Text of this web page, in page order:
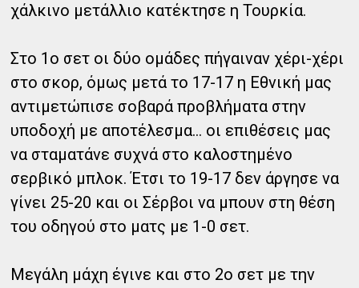
χάλκινο μετάλλιο κατέκτησε η Τουρκία.
Στο 1ο σετ οι δύο ομάδες πήγαιναν χέρι-χέρι
στο σκορ, όμως μετά το 17-17 η Εθνική μας
αντιμετώπισε σοβαρά προβλήματα στην
υποδοχή με αποτέλεσμα... οι επιθέσεις μας
να σταματάνε συχνά στο καλοστημένο
σερβικό μπλοκ. Έτσι το 19-17 δεν άργησε να
γίνει 25-20 και οι Σέρβοι να μπουν στη θέση
του οδηγού στο ματς με 1-0 σετ.
Μεγάλη μάχη έγινε και στο 2ο σετ με την